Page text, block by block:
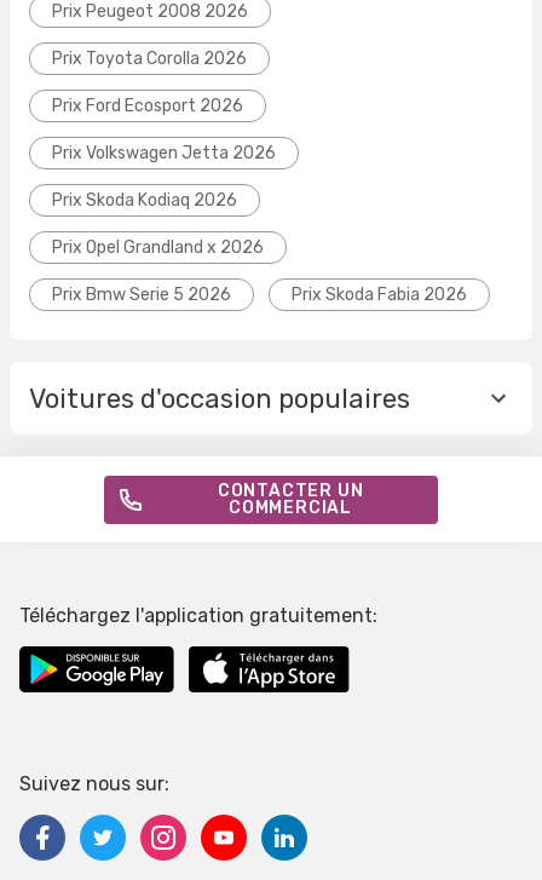
Prix Peugeot 2008 2026
Prix Toyota Corolla 2026
Prix Ford Ecosport 2026
Prix Volkswagen Jetta 2026
Prix Skoda Kodiaq 2026
Prix Opel Grandland x 2026
Prix Bmw Serie 5 2026 Prix Skoda Fabia 2026
Voitures d'occasion populaires
CONTACTER UN
COMMERCIAL
Téléchargez l'application gratuitement:
Suivez nous sur: